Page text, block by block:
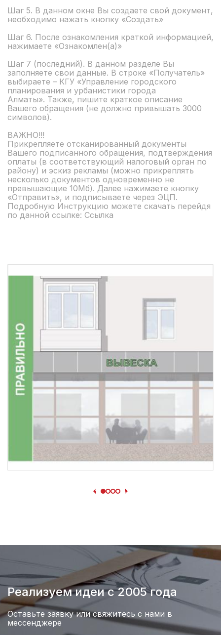
Шаг 5. В данном окне Вы создаете свой документ,
необходимо нажать кнопку «Создать»
Шаг 6. После ознакомления краткой информацией,
нажимаете «Ознакомлен(а)»
Шаг 7 (последний). В данном разделе Вы
заполняете свои данные. В строке «Получатель»
выбираете – КГУ «Управление городского
планирования и урбанистики города
Алматы». Также, пишите краткое описание
Вашего обращения (не должно привышать 3000
символов).
ВАЖНО!!!
Прикрепляете отсканированный документы
Вашего подписанного обращения, подтверждения
оплаты (в соответствующий налоговый орган по
району) и эскиз рекламы (можно прикреплять
несколько документов одновременно не
превышающие 10Мб). Далее нажимаете кнопку
«Отправить», и подписываете через ЭЦП.
Подробную Инструкцию можете скачать перейдя
по данной ссылке: Ссылка
Реализуем идеи с 2005 года
Оставьте заявку или свяжитесь с нами в
мессенджере